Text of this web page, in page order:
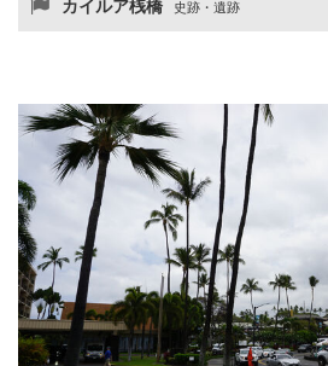
カイルア桟橋 史跡・遺跡